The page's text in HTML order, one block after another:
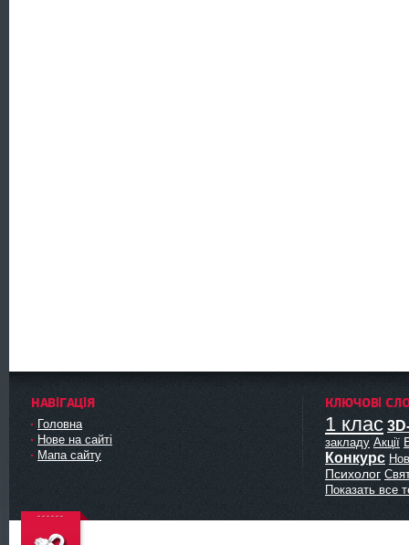
НАВІГАЦІЯ
Головна
Нове на сайті
Мапа сайту
КЛЮЧОВІ
1 клас
закладу Акції
Конкурс
Психолог
Показать все